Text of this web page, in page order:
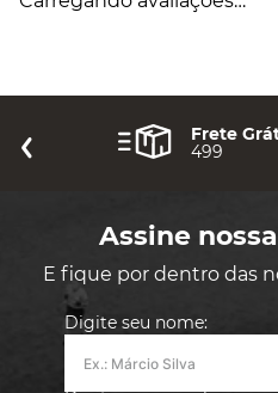
Frete
499
Assine
E fique por dentro das
Digite seu nome: